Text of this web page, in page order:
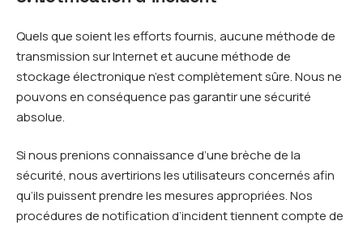
Quels que soient les efforts fournis, aucune méthode de
transmission sur Internet et aucune méthode de
stockage électronique n’est complètement sûre. Nous ne
pouvons en conséquence pas garantir une sécurité
absolue.
Si nous prenions connaissance d’une brèche de la
sécurité, nous avertirions les utilisateurs concernés afin
qu’ils puissent prendre les mesures appropriées. Nos
procédures de notification d’incident tiennent compte de